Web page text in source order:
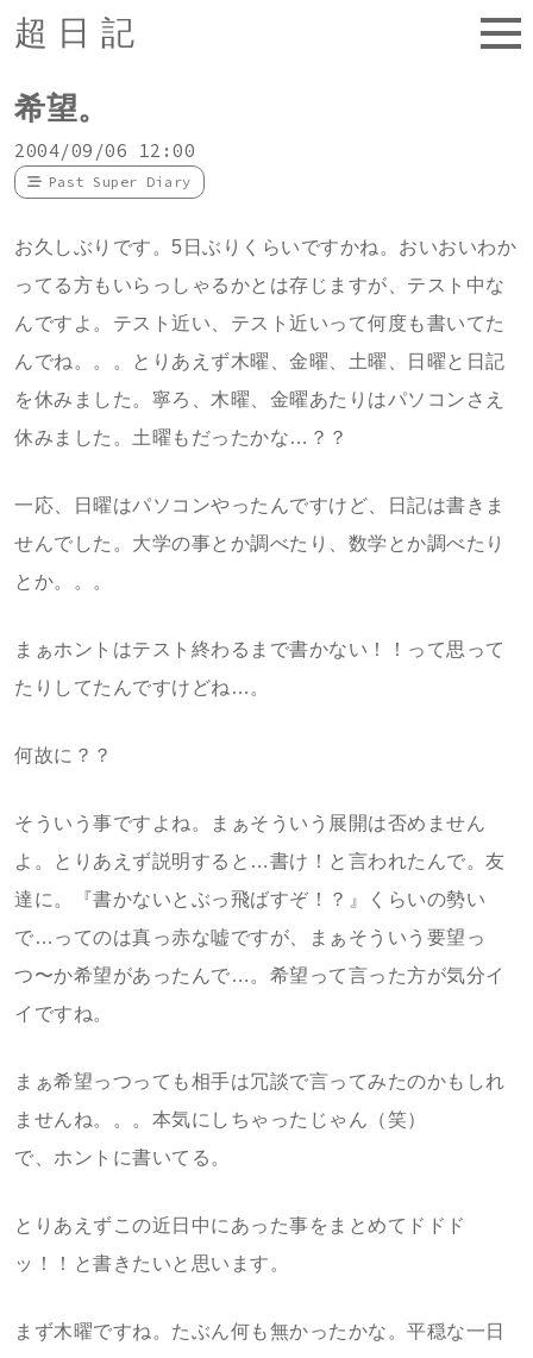
超日記
希望。
2004/09/06 12:00
Past Super Diary
お久しぶりです。5日ぶりくらいですかね。おいおいわか
ってる方もいらっしゃるかとは存じますが、テスト中な
んですよ。テスト近い、テスト近いって何度も書いてた
んでね。。。とりあえず木曜、金曜、土曜、日曜と日記
を休みました。寧ろ、木曜、金曜あたりはパソコンさえ
休みました。土曜もだったかな…？？
一応、日曜はパソコンやったんですけど、日記は書きま
せんでした。大学の事とか調べたり、数学とか調べたり
とか。。。
まぁホントはテスト終わるまで書かない！！って思って
たりしてたんですけどね…。
何故に？？
そういう事ですよね。まぁそういう展開は否めません
よ。とりあえず説明すると…書け！と言われたんで。友
達に。『書かないとぶっ飛ばすぞ！？』くらいの勢い
で…ってのは真っ赤な嘘ですが、まぁそういう要望っ
つ〜か希望があったんで…。希望って言った方が気分イ
イですね。
まぁ希望っつっても相手は冗談で言ってみたのかもしれ
ませんね。。。本気にしちゃったじゃん（笑）
で、ホントに書いてる。
とりあえずこの近日中にあった事をまとめてドドド
ッ！！と書きたいと思います。
まず木曜ですね。たぶん何も無かったかな。平穏な一日